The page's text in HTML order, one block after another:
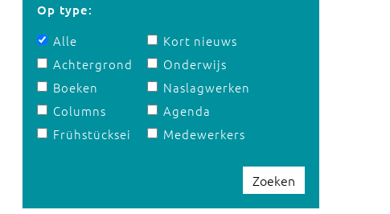
Op type:
Alle
Achtergrond
Boeken
Columns
Frühstücksei
Kort nieuws
Onderwijs
Naslagwerken
Agenda
Medewerkers
Zoeken